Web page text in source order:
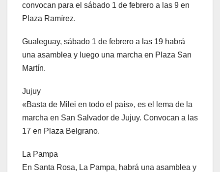
convocan para el sábado 1 de febrero a las 9 en
Plaza Ramírez.
Gualeguay, sábado 1 de febrero a las 19 habrá
una asamblea y luego una marcha en Plaza San
Martín.
Jujuy
«Basta de Milei en todo el país», es el lema de la
marcha en San Salvador de Jujuy. Convocan a las
17 en Plaza Belgrano.
La Pampa
En Santa Rosa, La Pampa, habrá una asamblea y